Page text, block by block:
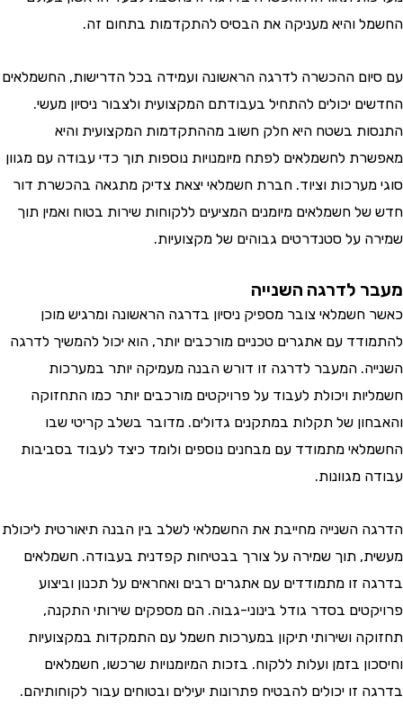
והיא מעניקה את הבסיס להתקדמות בתחום זה.
ההכשרה לדרגה הראשונה ועמידה בכל הדרישות, החשמלאים
יכולים להתחיל בעבודתם המקצועית ולצבור ניסיון מעשי.
בשטח היא חלק חשוב מההתקדמות המקצועית והיא
לחשמלאים לפתח מיומנויות נוספות תוך כדי עבודה עם מגוון
וציוד. חברת חשמלאי יצאת צדיק מתגאה בהכשרת דור
חשמלאים מיומנים המציעים ללקוחות שירות בטוח ואמין תוך
על סטנדרטים גבוהים של מקצועיות.
לדרגה השנייה
צובר מספיק ניסיון בדרגה הראשונה ומרגיש מוכן
עם אתגרים טכניים מורכבים יותר, הוא יכול להמשיך לדרגה
המעבר לדרגה זו דורש הבנה מעמיקה יותר במערכות
ויכולת לעבוד על פרויקטים מורכבים יותר כמו התחזוקה
של תקלות במתקנים גדולים. מדובר בשלב קריטי שבו
מתמודד עם מבחנים נוספים ולומד כיצד לעבוד בסביבות
מגוונות.
השנייה מחייבת את החשמלאי לשלב בין הבנה תיאורטית ליכולת
תוך שמירה על צורך בבטיחות קפדנית בעבודה. חשמלאים
זו מתמודדים עם אתגרים רבים ואחראים על תכנון וביצוע
בסדר גודל בינוני-גבוה. הם מספקים שירותי התקנה,
ושירותי תיקון במערכות חשמל עם התמקדות במקצועיות
בזמן ועלות ללקוח. בזכות המיומנויות שרכשו, חשמלאים
זו יכולים להבטיח פתרונות יעילים ובטוחים עבור לקוחותיהם.